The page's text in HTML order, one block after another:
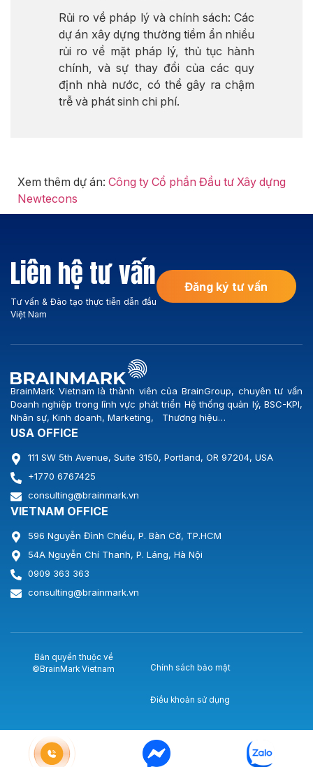
Rủi ro về pháp lý và chính sách: Các
dự án xây dựng thường tiềm ẩn nhiều
rủi ro về mặt pháp lý, thủ tục hành
chính, và sự thay đổi của các quy
định nhà nước, có thể gây ra chậm
trễ và phát sinh chi phí.
Xem thêm dự án: Công ty Cổ phần Đầu tư Xây dựng
Newtecons
Liên hệ tư vấn
Tư vấn & Đào tạo thực tiễn dẫn đầu
Việt Nam
Đăng ký tư vấn
BrainMark Vietnam là thành viên của BrainGroup, chuyên tư vấn
Doanh nghiệp trong lĩnh vực phát triển Hệ thống quản lý, BSC-KPI,
Nhân sự, Kinh doanh, Marketing, Thương hiệu…
USA OFFICE
111 SW 5th Avenue, Suite 3150, Portland, OR 97204, USA
+1770 6767425
consulting@brainmark.vn
VIETNAM OFFICE
596 Nguyễn Đình Chiểu, P. Bàn Cờ, TP.HCM
54A Nguyễn Chí Thanh, P. Láng, Hà Nội
0909 363 363
consulting@brainmark.vn
Bản quyền thuộc về
©BrainMark Vietnam
Chính sách bảo mật
Điều khoản sử dụng